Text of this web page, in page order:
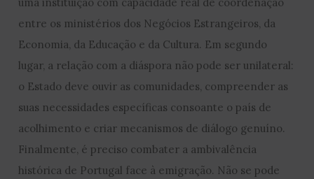
entre os ministérios dos Negócios Estrangeiros, da
Economia, da Educação e da Cultura. Em segundo
lugar, a relação com a diáspora não pode ser unilateral:
o Estado deve ouvir as comunidades, compreender as
suas necessidades específicas consoante o país de
acolhimento e criar mecanismos de diálogo genuíno.
Finalmente, é preciso combater a ambivalência
histórica de Portugal face à emigração. Não se pode